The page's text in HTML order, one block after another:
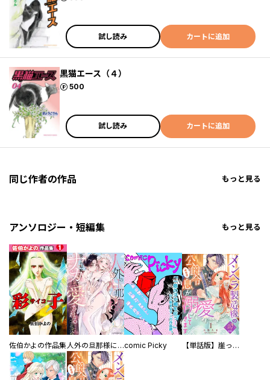
試し読み カートに追加
黒猫エース（４）
500
ポイント
試し読み カートに追加
同じ作者の作品 もっと見る
アンソロジー・短編集 もっと見る
佐伯かよの作品集 人外の旦那様に娶られ毎晩ナカまで愛される…。アンソロジーcomic Picky 【単話版】崖っぷち令嬢ですが、意地と策略で幸せになります！シリーズ